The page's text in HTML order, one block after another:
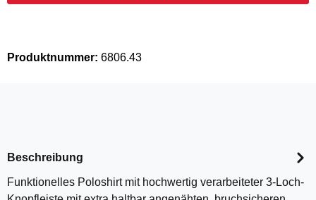
Produktnummer: 6806.43
Beschreibung
Funktionelles Poloshirt mit hochwertig verarbeiteter 3-Loch-